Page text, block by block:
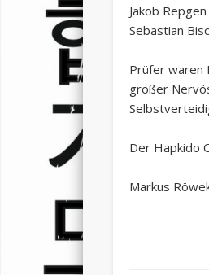
Jakob
Sebastian
Prüfer waren
großer
Der Hapkido
Markus